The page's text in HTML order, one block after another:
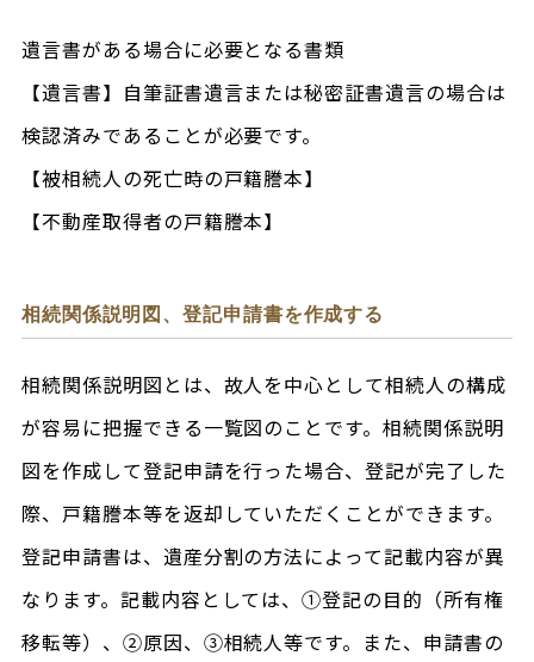
遺言書がある場合に必要となる書類
【遺言書】自筆証書遺言または秘密証書遺言の場合は
検認済みであることが必要です。
【被相続人の死亡時の戸籍謄本】
【不動産取得者の戸籍謄本】
相続関係説明図、登記申請書を作成する
相続関係説明図とは、故人を中心として相続人の構成
が容易に把握できる一覧図のことです。相続関係説明
図を作成して登記申請を行った場合、登記が完了した
際、戸籍謄本等を返却していただくことができます。
登記申請書は、遺産分割の方法によって記載内容が異
なります。記載内容としては、①登記の目的（所有権
移転等）、②原因、③相続人等です。また、申請書の